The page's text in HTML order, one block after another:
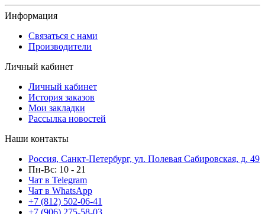
Информация
Связаться с нами
Производители
Личный кабинет
Личный кабинет
История заказов
Мои закладки
Рассылка новостей
Наши контакты
Россия, Санкт-Петербург, ул. Полевая Сабировская, д. 49
Пн-Вс: 10 - 21
Чат в Telegram
Чат в WhatsApp
+7 (812) 502-06-41
+7 (906) 275-58-03